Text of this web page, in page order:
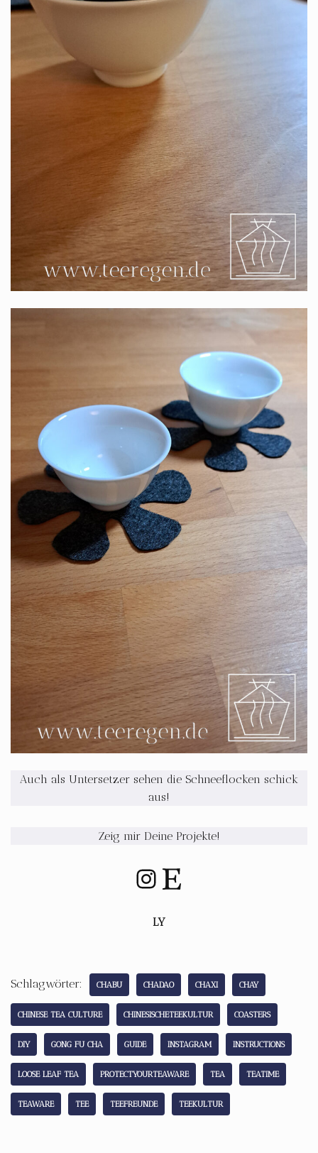
Auch als Untersetzer sehen die Schneeflocken schick
aus!
Zeig mir Deine Projekte!
LY
Schlagwörter: CHABU CHADAO CHAXI CHAY
CHINESE TEA CULTURE CHINESISCHETEEKULTUR COASTERS
DIY GONG FU CHA GUIDE INSTAGRAM INSTRUCTIONS
LOOSE LEAF TEA PROTECTYOURTEAWARE TEA TEATIME
TEAWARE TEE TEEFREUNDE TEEKULTUR